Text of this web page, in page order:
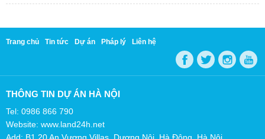
Trang chủ Tin tức Dự án Pháp lý Liên hệ
THÔNG TIN DỰ ÁN HÀ NỘI
Tel: 0986 866 790
Website: www.land24h.net